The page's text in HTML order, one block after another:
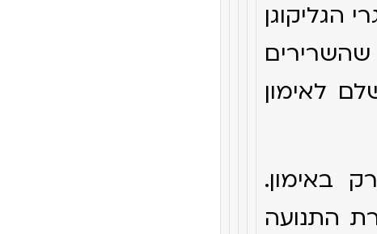
הגליקוגן
לאימון
באימון.
התנועה